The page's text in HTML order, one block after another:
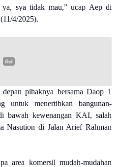
ya, sya tidak mau,” ucap Aep di
4/2025).
pihaknya bersama Daop 1
untuk menertibkan bangunan-
bawah kewenangan KAI, salah
Nasution di Jalan Arief Rahman
area komersil mudah-mudahan